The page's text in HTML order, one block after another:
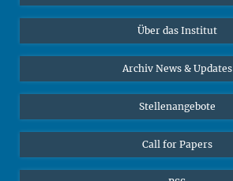
Online-Vorträge
Interviews zum Thema "Diversity"
Bluesky
Über das Institut
Archiv News & Updates
Stellenangebote
Call for Papers